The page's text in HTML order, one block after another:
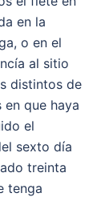
en la
o en el
al sitio
distintos de
que haya
el
sexto día
treinta
tenga